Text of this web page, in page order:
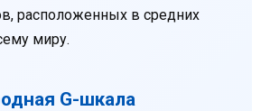
расположенных в средних
миру.
G-шкала